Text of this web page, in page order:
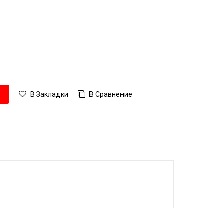
В Закладки В Сравнение